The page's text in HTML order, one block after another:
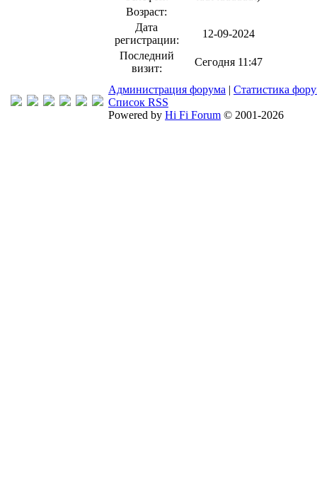
Возраст:
Дата
регистрации:
12-09-2024
Последний
визит:
Сегодня 11:47
Администрация форума | Статистика
Список RSS
Powered by Hi Fi Forum © 2001-2026